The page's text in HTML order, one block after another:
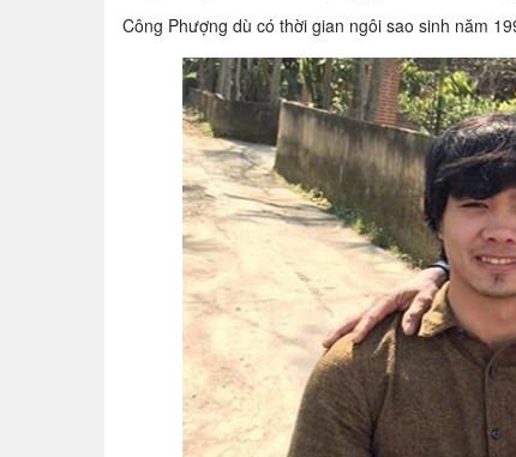
Công Phượng dù có thời gian ngôi sao sinh năm